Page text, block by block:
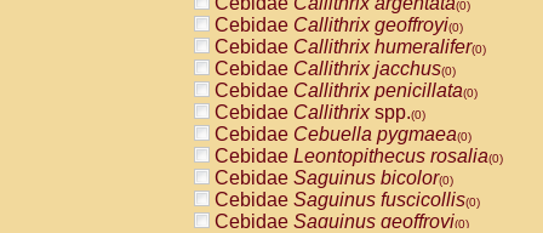
(0)
Cebidae Callithrix geoffroyi(0)
Cebidae Callithrix humeralifer(0)
Cebidae Callithrix jacchus(0)
Cebidae Callithrix penicillata(0)
Cebidae Callithrixspp.(0)
Cebidae Cebuella pygmaea(0)
Cebidae Leontopithecus rosalia(0)
Cebidae Saguinus bicolor(0)
Cebidae Saguinus fuscicollis(0)
Cebidae Saguinus geoffroyi(0)